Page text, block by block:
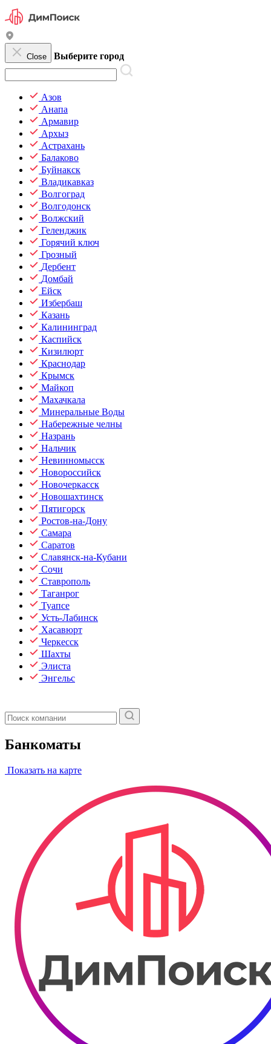
Close Выберите город
Азов
Анапа
Армавир
Архыз
Астрахань
Балаково
Буйнакск
Владикавказ
Волгоград
Волгодонск
Волжский
Геленджик
Горячий ключ
Грозный
Дербент
Домбай
Ейск
Избербаш
Казань
Калининград
Каспийск
Кизилюрт
Краснодар
Крымск
Майкоп
Махачкала
Минеральные Воды
Набережные челны
Назрань
Нальчик
Невинномысск
Новороссийск
Новочеркасск
Новошахтинск
Пятигорск
Ростов-на-Дону
Самара
Саратов
Славянск-на-Кубани
Сочи
Ставрополь
Таганрог
Туапсе
Усть-Лабинск
Хасавюрт
Черкесск
Шахты
Элиста
Энгельс
Банкоматы
Показать на карте